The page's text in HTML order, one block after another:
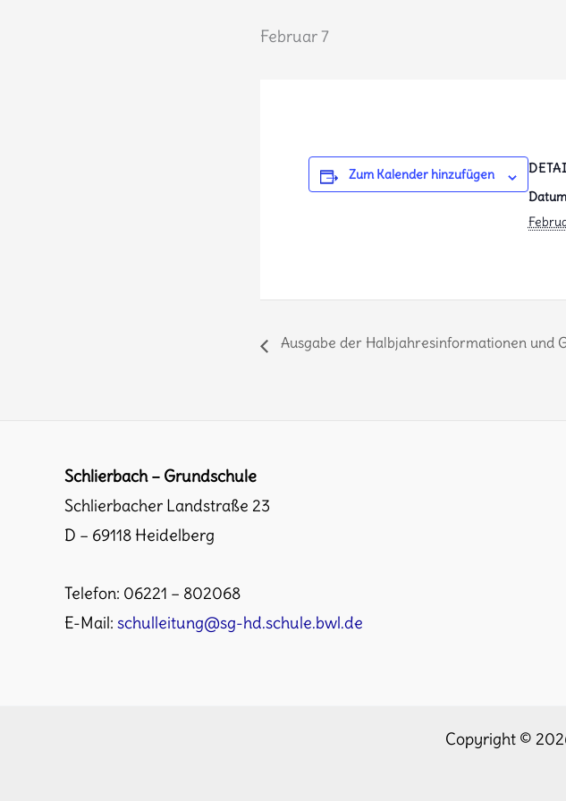
Februar 7
Zum Kalender hinzufügen
Ausgabe der Halbjahresinformationen und
Schlierbach – Grundschule
Schlierbacher Landstraße 23
D – 69118 Heidelberg
Telefon: 06221 – 802068
E-Mail: schulleitung@sg-hd.schule.bwl.de
Copyright ©